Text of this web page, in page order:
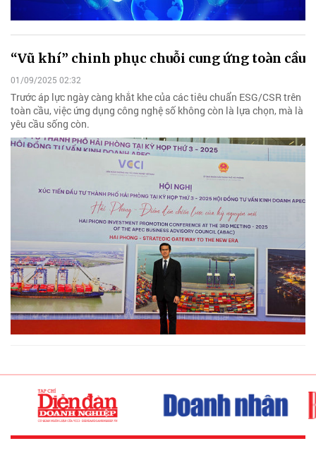
“Vũ khí” chinh phục chuỗi cung ứng toàn cầu
01/09/2025 02:32
Trước áp lực ngày càng khắt khe của các tiêu chuẩn ESG/CSR trên
toàn cầu, việc ứng dụng công nghệ số không còn là lựa chọn, mà là
yêu cầu sống còn.